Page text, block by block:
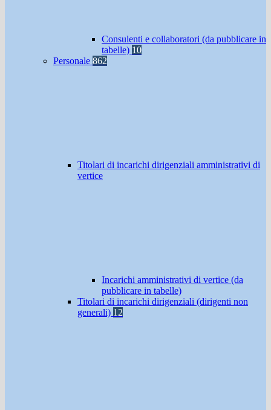
Consulenti e collaboratori (da pubblicare in
tabelle) 10
Personale 862
Titolari di incarichi dirigenziali amministrativi di
vertice
Incarichi amministrativi di vertice (da
pubblicare in tabelle)
Titolari di incarichi dirigenziali (dirigenti non
generali) 12